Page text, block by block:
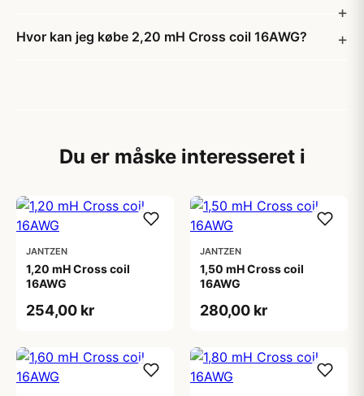
Hvor kan jeg købe 2,20 mH Cross coil 16AWG?
Du er måske interesseret i
JANTZEN
1,20 mH Cross coil
16AWG
254,00 kr
JANTZEN
1,50 mH Cross coil
16AWG
280,00 kr